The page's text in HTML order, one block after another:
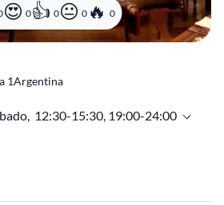
0 0 0 0
1Argentina
12:30-15:30, 19:00-24:00